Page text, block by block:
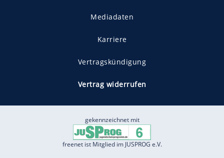
Mediadaten
Karriere
Vertragskündigung
Vertrag widerrufen
gekennzeichnet mit
freenet ist Mitglied im JUSPROG e.V.